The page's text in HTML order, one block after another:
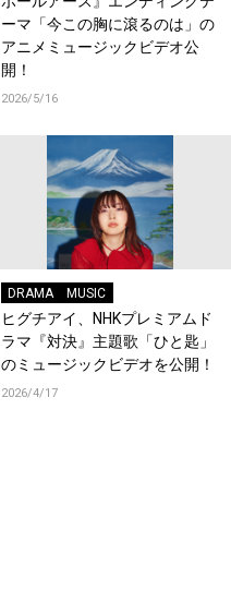
ーマ「今この胸に滾るのは」の
アニメミュージックビデオ公
開！
2026/5/16
DRAMA MUSIC
ヒグチアイ、NHKプレミアムド
ラマ『対決』主題歌「ひと匙」
のミュージックビデオを公開！
2026/4/17